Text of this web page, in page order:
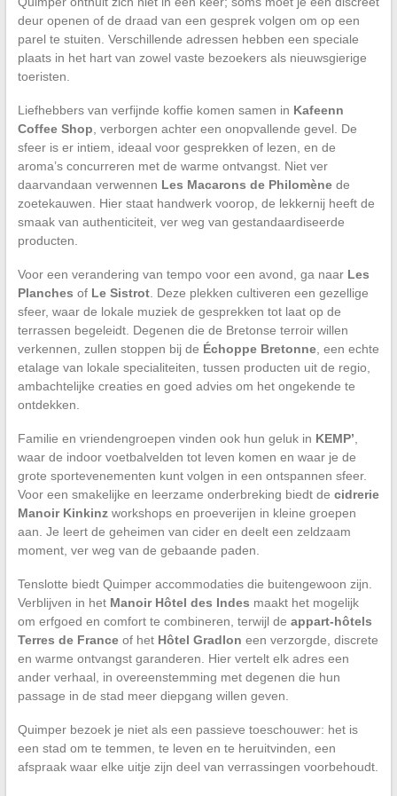
deur openen of de draad van een gesprek volgen om op een
parel te stuiten. Verschillende adressen hebben een speciale
plaats in het hart van zowel vaste bezoekers als nieuwsgierige
toeristen.
Liefhebbers van verfijnde koffie komen samen in Kafeenn
Coffee Shop , verborgen achter een onopvallende gevel. De
sfeer is er intiem, ideaal voor gesprekken of lezen, en de
aroma’s concurreren met de warme ontvangst. Niet ver
daarvandaan verwennen Les Macarons de Philomènede
zoetekauwen. Hier staat handwerk voorop, de lekkernij heeft de
smaak van authenticiteit, ver weg van gestandaardiseerde
producten.
Voor een verandering van tempo voor een avond, ga naar Les
Planches of Le Sistrot. Deze plekken cultiveren een gezellige
sfeer, waar de lokale muziek de gesprekken tot laat op de
terrassen begeleidt. Degenen die de Bretonse terroir willen
verkennen, zullen stoppen bij de Échoppe Bretonne, een echte
etalage van lokale specialiteiten, tussen producten uit de regio,
ambachtelijke creaties en goed advies om het ongekende te
ontdekken.
Familie en vriendengroepen vinden ook hun geluk in KEMP’
waar de indoor voetbalvelden tot leven komen en waar je de
grote sportevenementen kunt volgen in een ontspannen sfeer.
Voor een smakelijke en leerzame onderbreking biedt de cidrerie
Manoir Kinkinzworkshops en proeverijen in kleine groepen
aan. Je leert de geheimen van cider en deelt een zeldzaam
moment, ver weg van de gebaande paden.
Tenslotte biedt Quimper accommodaties die buitengewoon zijn.
Verblijven in het Manoir Hôtel des Indes maakt het mogelijk
om erfgoed en comfort te combineren, terwijl de appart-hôtels
Terres de Franceof het Hôtel Gradlon een verzorgde, discrete
en warme ontvangst garanderen. Hier vertelt elk adres een
ander verhaal, in overeenstemming met degenen die hun
passage in de stad meer diepgang willen geven.
Quimper bezoek je niet als een passieve toeschouwer: het is
een stad om te temmen, te leven en te heruitvinden, een
afspraak waar elke uitje zijn deel van verrassingen voorbehoudt.